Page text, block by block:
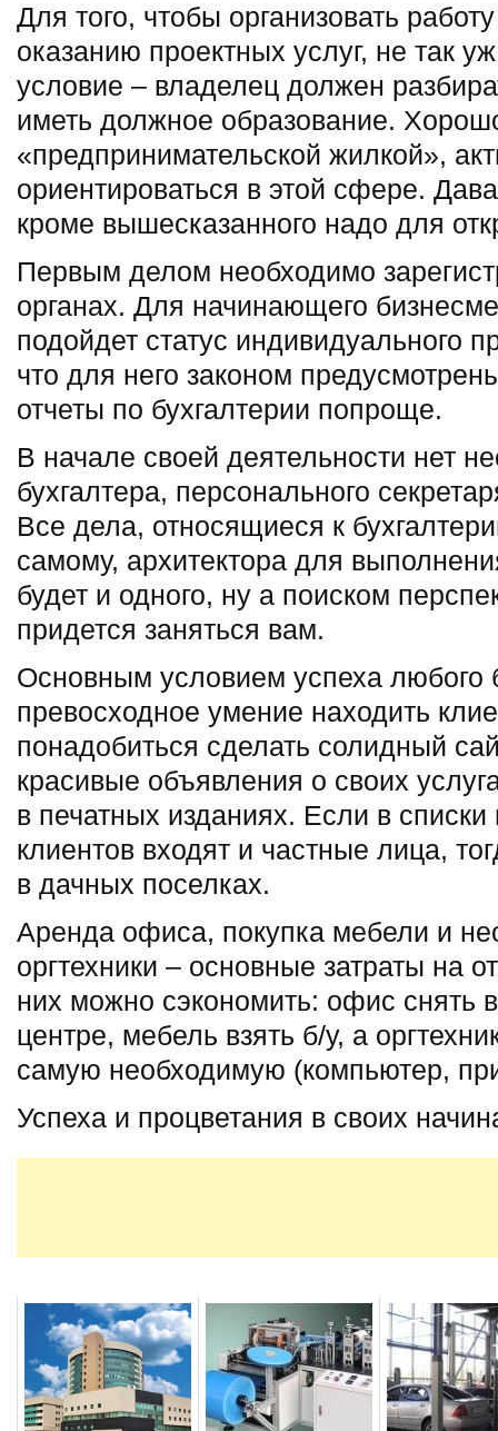
Для того, чтобы организовать
оказанию проектных услуг, не так
условие – владелец должен
иметь должное образование.
«предпринимательской жилкой»,
ориентироваться в этой сфере.
кроме вышесказанного надо для
Первым делом необходимо
органах. Для начинающего
подойдет статус индивидуального
что для него законом
отчеты по бухгалтерии попроще.
В начале своей деятельности нет
бухгалтера, персонального
Все дела, относящиеся к
самому, архитектора для
будет и одного, ну а поиском
придется заняться вам.
Основным условием успеха любого
превосходное умение находить
понадобиться сделать солидный
красивые объявления о своих
в печатных изданиях. Если в
клиентов входят и частные лица,
в дачных поселках.
Аренда офиса, покупка мебели и
оргтехники – основные затраты на
них можно сэкономить: офис снять
центре, мебель взять б/у, а
самую необходимую (компьютер,
Успеха и процветания в своих